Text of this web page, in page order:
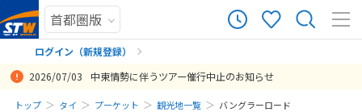
ログイン（新規登録）
まだ履歴がありません
2026/07/03 中東情勢に伴うツアー催行中止のお知らせ
トップ タイ プーケット 観光地一覧 バングラーロード